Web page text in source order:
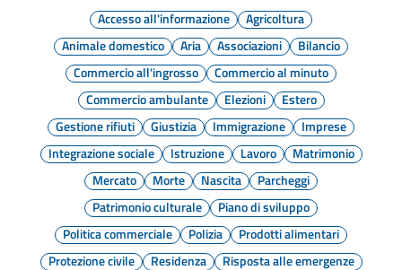
Accesso all'informazione
Agricoltura
Animale domestico
Aria Associazioni
Bilancio
Commercio all'ingrosso
Commercio al minuto
Commercio ambulante
Elezioni
Estero
Gestione rifiuti
Giustizia Immigrazione
Imprese
Integrazione sociale
Istruzione Lavoro
Matrimonio
Mercato
Morte Nascita
Parcheggi
Patrimonio culturale
Piano di sviluppo
Politica commerciale
Polizia
Prodotti alimentari
Protezione civile
Residenza
Risposta alle emergenze